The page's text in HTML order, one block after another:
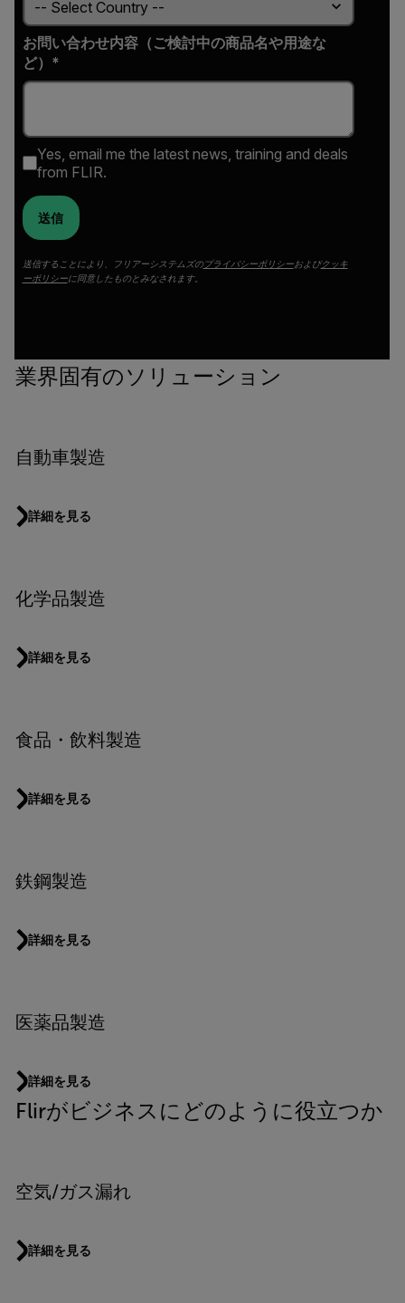
お問い合わせ内容（ご検討中の商品名や用途な
ど）*
Yes, email me the latest news, training and deals
from FLIR.
送信
送信することにより、フリアーシステムズのプライバシーポリシーおよびクッキ
ーポリシーに同意したものとみなされます。
業界固有のソリューション
自動車製造
詳細を見る
化学品製造
詳細を見る
食品・飲料製造
詳細を見る
鉄鋼製造
詳細を見る
医薬品製造
詳細を見る
Flirがビジネスにどのように役立つか
空気/ガス漏れ
詳細を見る